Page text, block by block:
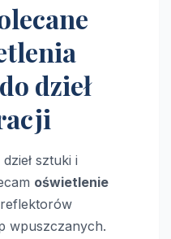
dzieł
sztuki i
oświetlenie
wpuszczanych.